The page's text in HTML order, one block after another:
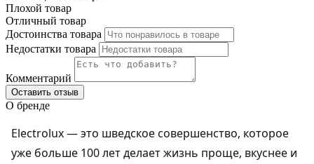
Плохой товар
Отличный товар
Достоинства товара
Недостатки товара
Комментарий
Оставить отзыв
О бренде
Electrolux — это шведское совершенство, которое
уже больше 100 лет делает жизнь проще, вкуснее и